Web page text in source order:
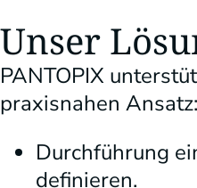
Unser
PANTOPIX
praxisnahen Ansatz:
Durchführung
definieren.